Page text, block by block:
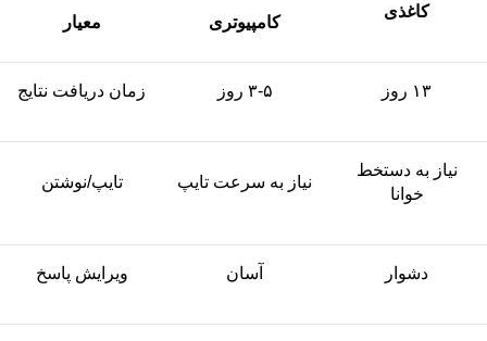
کاغذی
کامپیوتری معیار
۱۳ روز ۳-۵ روز زمان دریافت نتایج
نیاز به دستخط
خوانا
نیاز به سرعت تایپ تایپ/نوشتن
دشوار آسان ویرایش پاسخ